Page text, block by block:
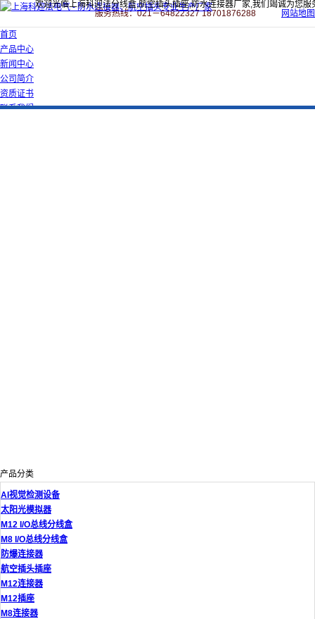
欢迎光临上海科迎法分线盒,航空插头插座,防水连接器厂家,我们竭诚为您服
服务热线：021－64822327 18701876288
网站地图
首页
产品中心
新闻中心
公司简介
资质证书
联系我们
产品分类
AI视觉检测设备
太阳光模拟器
M12 I/O总线分线盒
M8 I/O总线分线盒
防爆连接器
航空插头插座
M12连接器
M12插座
M8连接器